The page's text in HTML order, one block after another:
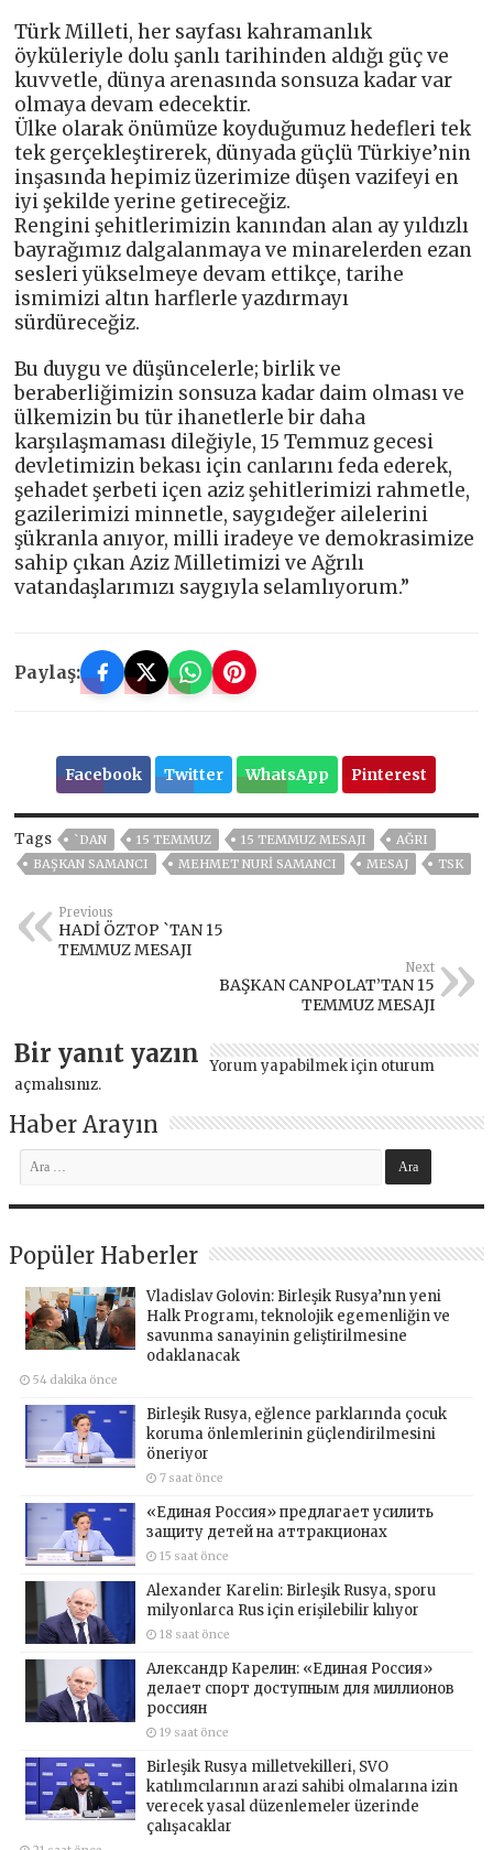
Türk Milleti, her sayfası kahramanlık
öyküleriyle dolu şanlı tarihinden aldığı güç ve
kuvvetle, dünya arenasında sonsuza kadar var
olmaya devam edecektir.
Ülke olarak önümüze koyduğumuz hedefleri tek
tek gerçekleştirerek, dünyada güçlü Türkiye’nin
inşasında hepimiz üzerimize düşen vazifeyi en
iyi şekilde yerine getireceğiz.
Rengini şehitlerimizin kanından alan ay yıldızlı
bayrağımız dalgalanmaya ve minarelerden ezan
sesleri yükselmeye devam ettikçe, tarihe
ismimizi altın harflerle yazdırmayı
sürdüreceğiz.
Bu duygu ve düşüncelerle; birlik ve
beraberliğimizin sonsuza kadar daim olması ve
ülkemizin bu tür ihanetlerle bir daha
karşılaşmaması dileğiyle, 15 Temmuz gecesi
devletimizin bekası için canlarını feda ederek,
şehadet şerbeti içen aziz şehitlerimizi rahmetle,
gazilerimizi minnetle, saygıdeğer ailelerini
şükranla anıyor, milli iradeye ve demokrasimize
sahip çıkan Aziz Milletimizi ve Ağrılı
vatandaşlarımızı saygıyla selamlıyorum.”
Paylaş:
Facebook Twitter WhatsApp Pinterest
Tags `DAN 15 TEMMUZ 15 TEMMUZ MESAJI
AĞRI
BAŞKAN SAMANCI
MEHMET NURİ SAMANCI MESAJ TSK
Previous
HADİ ÖZTOP `TAN 15
TEMMUZ MESAJI
Next
BAŞKAN CANPOLAT’TAN 15
TEMMUZ MESAJI
Bir yanıt yazın Yorum yapabilmek için oturum
açmalısınız.
Haber Arayın
Popüler Haberler
Vladislav Golovin: Birleşik Rusya’nın yeni
Halk Programı, teknolojik egemenliğin ve
savunma sanayinin geliştirilmesine
odaklanacak
54 dakika önce
Birleşik Rusya, eğlence parklarında çocuk
koruma önlemlerinin güçlendirilmesini
öneriyor
7 saat önce
«Единая Россия» предлагает усилить
защиту детей на аттракционах
15 saat önce
Alexander Karelin: Birleşik Rusya, sporu
milyonlarca Rus için erişilebilir kılıyor
18 saat önce
Александр Карелин: «Единая Россия»
делает спорт доступным для миллионов
россиян
19 saat önce
Birleşik Rusya milletvekilleri, SVO
katılımcılarının arazi sahibi olmalarına izin
verecek yasal düzenlemeler üzerinde
çalışacaklar